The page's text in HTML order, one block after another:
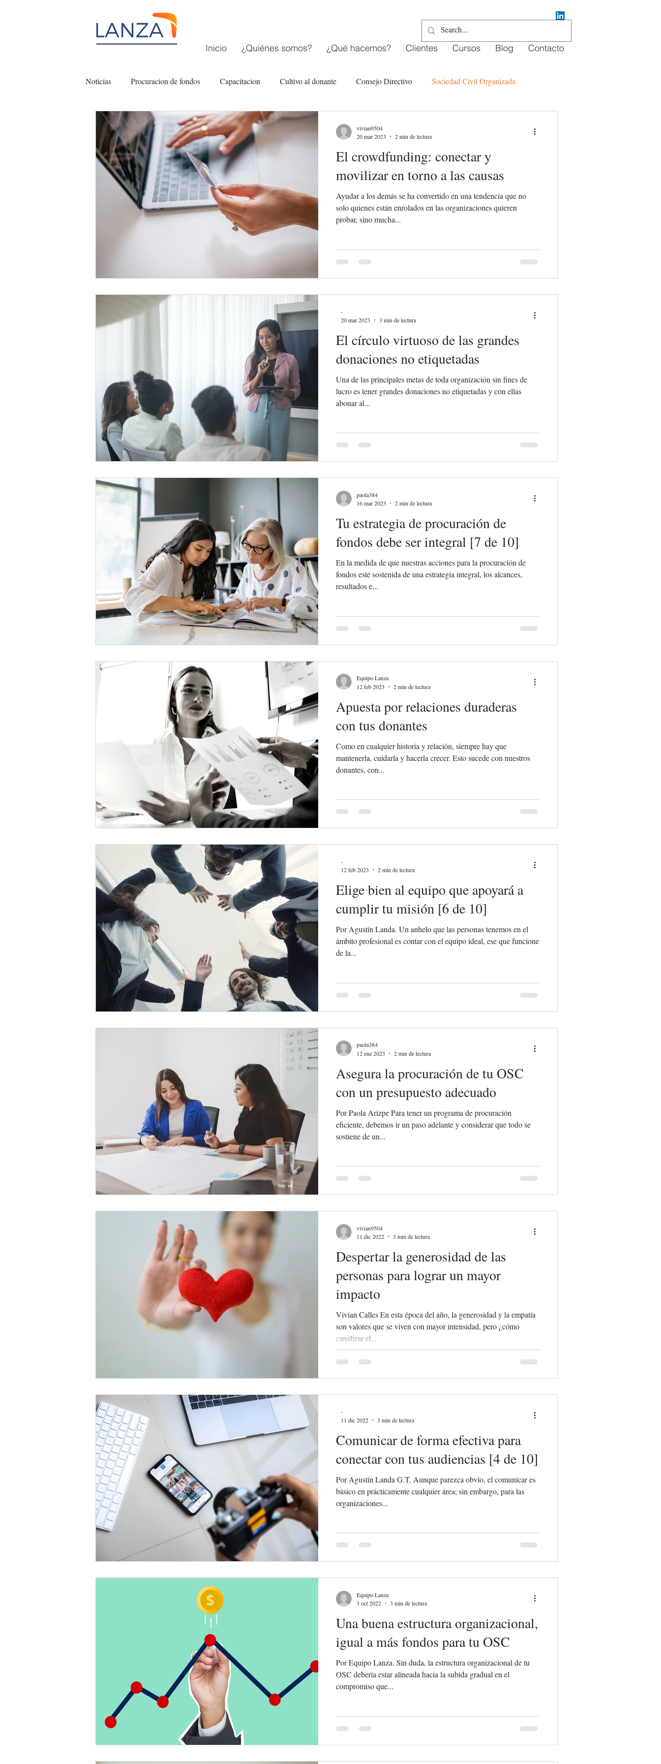
Inicio ¿Quiénes somos? ¿Qué hacemos? Clientes Cursos Blog Contacto
Noticias Procuracion de fondos Capacitacion Cultivo al donante Consejo Directivo Sociedad Civil Organizada
Filantropía Fundaciones comunitarias Estructura organizacional OSC
El crowdfunding: conectar y
movilizar en torno a las causas
Ayudar a los demás se ha convertido en una tendencia que no
solo quienes están enrolados en las organizaciones quieren
probar, sino mucha...
vivian9504
20 mar 2023
2 min de lectura
El círculo virtuoso de las grandes
donaciones no etiquetadas
Una de las principales metas de toda organización sin fines de
lucro es tener grandes donaciones no etiquetadas y con ellas
abonar al...
-
20 mar 2023
3 min de lectura
Tu estrategia de procuración de
fondos debe ser integral [7 de 10]
En la medida de que nuestras acciones para la procuración de
fondos esté sostenida de una estrategia integral, los alcances,
resultados e...
paola384
16 mar 2023
2 min de lectura
Apuesta por relaciones duraderas
con tus donantes
Como en cualquier historia y relación, siempre hay que
mantenerla, cuidarla y hacerla crecer. Esto sucede con nuestros
donantes, con...
Equipo Lanza
12 feb 2023
2 min de lectura
Elige bien al equipo que apoyará a
cumplir tu misión [6 de 10]
Por Agustín Landa. Un anhelo que las personas tenemos en el
ámbito profesional es contar con el equipo ideal, ese que funcione
de la...
-
12 feb 2023
2 min de lectura
Asegura la procuración de tu OSC
con un presupuesto adecuado
Por Paola Arizpe Para tener un programa de procuración
eficiente, debemos ir un paso adelante y considerar que todo se
sostiene de un...
paola384
12 ene 2023
2 min de lectura
Despertar la generosidad de las
personas para lograr un mayor
impacto
Vivian Calles En esta época del año, la generosidad y la empatía
son valores que se viven con mayor intensidad, pero ¿cómo
canalizar el...
vivian9504
11 dic 2022
3 min de lectura
Comunicar de forma efectiva para
conectar con tus audiencias [4 de 10]
Por Agustín Landa G.T. Aunque parezca obvio, el comunicar es
básico en prácticamente cualquier área; sin embargo, para las
organizaciones...
-
11 dic 2022
3 min de lectura
Una buena estructura organizacional,
igual a más fondos para tu OSC
Por Equipo Lanza. Sin duda, la estructura organizacional de tu
OSC debería estar alineada hacia la subida gradual en el
compromiso que...
Equipo Lanza
3 oct 2022
3 min de lectura